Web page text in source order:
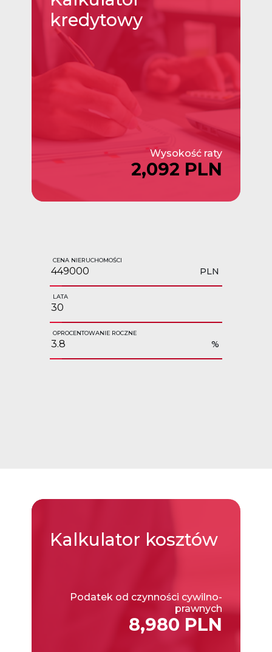
kredytowy
Wysokość raty
2,092 PLN
CENA NIERUCHOMOŚCI
PLN
LATA
OPROCENTOWANIE ROCZNE
%
Kalkulator kosztów
Podatek od czynności cywilno-
prawnych
8,980 PLN